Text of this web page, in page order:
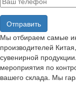
Мы отбираем самые
производителей
сувенирной
мероприятия по
вашего склада. Мы